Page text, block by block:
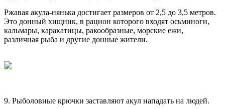
Ржавая акула-нянька достигает размеров от 2,5 до 3,5 метров.
Это донный хищник, в рацион которого входят осьминоги,
кальмары, каракатицы, ракообразные, морские ежи,
различная рыба и другие донные жители.
9. Рыболовные крючки заставляют акул нападать на людей.